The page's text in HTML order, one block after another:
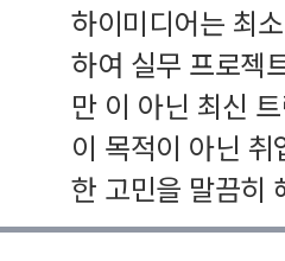
하이미디어는 최
하여 실무 프로젝
만 이 아닌 최신
이 목적이 아닌
한 고민을 말끔히